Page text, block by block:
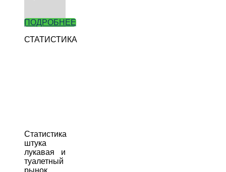
ПОДРОБНЕЕ
СТАТИСТИКА
Статистика
штука
лукавая и
туалетный
рынок